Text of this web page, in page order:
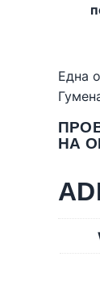
Една
НА